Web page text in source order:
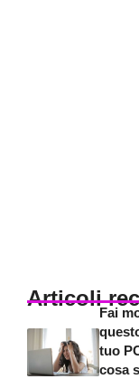
Articoli
Fai
tuo
cosa